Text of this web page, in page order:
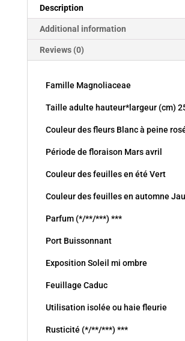
Description
Additional information
Reviews (0)
Famille Magnoliaceae
Taille adulte hauteur*largeur (cm)
Couleur des fleurs Blanc à peine
Période de floraison Mars avril
Couleur des feuilles en été Vert
Couleur des feuilles en automne
Parfum (*/**/***) ***
Port Buissonnant
Exposition Soleil mi ombre
Feuillage Caduc
Utilisation isolée ou haie fleurie
Rusticité (*/**/***) ***